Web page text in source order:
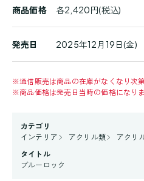
商品価格 各2,420円(税込)
発売日 2025年12月19日(金)
※通信販売は商品の在庫がなくなり次
※商品価格は発売日当時の価格になりま
カテゴリ
インテリア
アクリル類
アクリ
タイトル
ブルーロック